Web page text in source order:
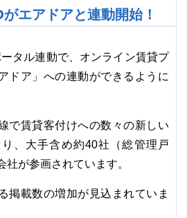
エアドアと連動開始！
タル連動で、オンライン賃貸プ
ドア」への連動ができるように
で賃貸客付けへの数々の新しい
、大手含め約40社（総管理戸
が参画されています。
掲載数の増加が見込まれていま